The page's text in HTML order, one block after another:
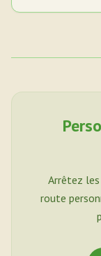
Arrêtez
route